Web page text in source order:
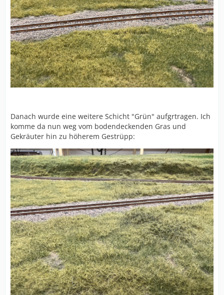
Danach wurde eine weitere Schicht "Grün" aufgrtragen. Ich
komme da nun weg vom bodendeckenden Gras und
Gekräuter hin zu höherem Gestrüpp: